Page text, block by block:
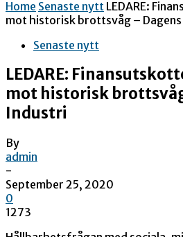
Home Senaste nytt LEDARE:
mot historisk brottsvåg –
Senaste nytt
LEDARE:
mot historisk
Industri
By
admin
-
September 25, 2020
0
1273